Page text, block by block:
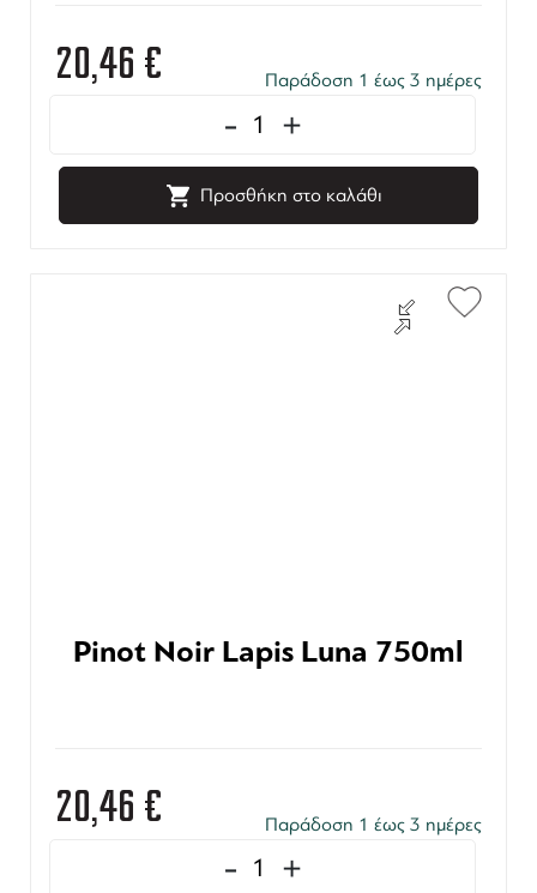
20,46 € Παράδοση 1 έως 3 ημέρες
- +
Προσθήκη στο καλάθι
Pinot Noir Lapis Luna 750ml
20,46 € Παράδοση 1 έως 3 ημέρες
- +